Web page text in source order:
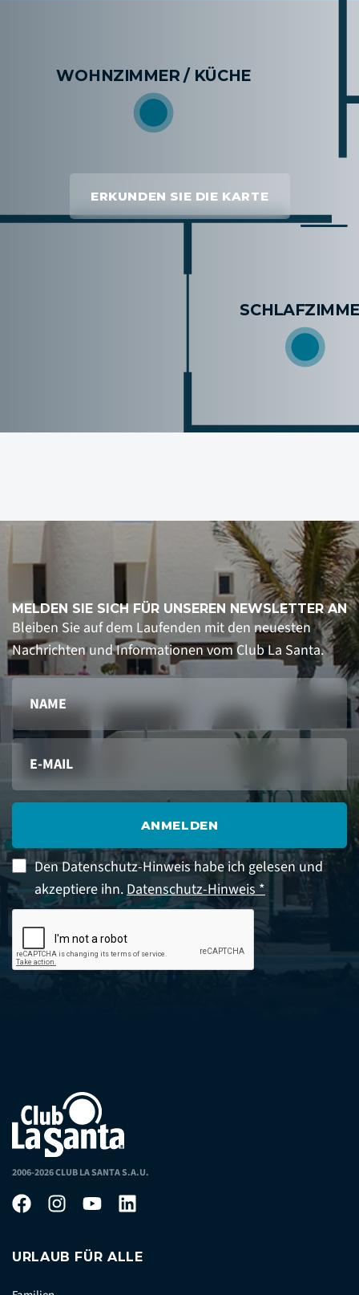
ERKUNDEN SIE DIE KARTE
MELDEN SIE SICH FÜR UNSEREN NEWSLETTER AN
Bleiben Sie auf dem Laufenden mit den neuesten
Nachrichten und Informationen vom Club La Santa.
ANMELDEN
Den Datenschutz-Hinweis habe ich gelesen und
akzeptiere ihn.Datenschutz-Hinweis *
2006-2026 CLUB LA SANTA S.A.U.
URLAUB FÜR ALLE